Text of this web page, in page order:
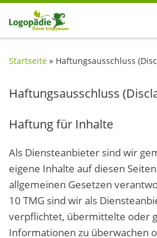
Zum Inhalt springen
Startseite » Haftungsausschluss
Haftungsausschluss
Haftung für Inhalte
Als Diensteanbieter sind wir
eigene Inhalte auf diesen
allgemeinen Gesetzen
10 TMG sind wir als
verpflichtet, übermittelte oder
Informationen zu überwachen